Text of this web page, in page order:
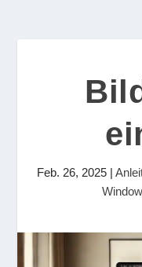
Feb. 26, 2025|